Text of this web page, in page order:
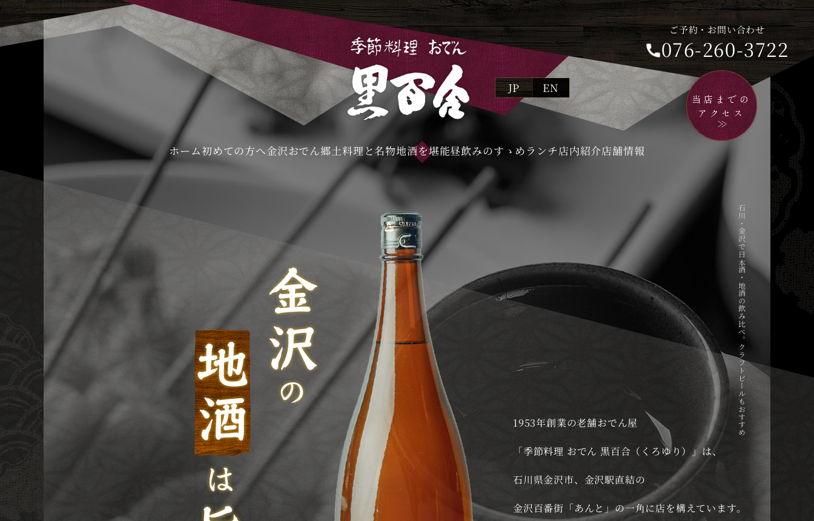
石川・金沢で日本酒・地酒の飲み比べ。クラフトビールもおすすめ
JP EN
ホーム初めての方へ金沢おでん郷土料理と名物地酒を堪能昼飲みのすゝめ ランチ店内紹介店舗情報
JP EN
ご予約・お問い合わせ
076-260-3722
当店までの
アクセス
ホーム
郷土料理と名物
昼飲みのすゝめ
店舗情報
当店までのアクセス
ご予約・お問い合わせ
076-260-3722
1953年創業の老舗おでん屋
「季節料理 おでん 黒百合（くろゆり）」は、
石川県金沢市、金沢駅直結の
金沢百番街「あんと」の一角に店を構えています。